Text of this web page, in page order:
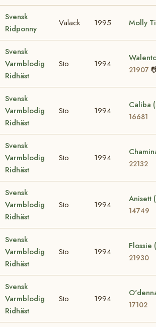
Svensk
Ridponny
Valack 1995 Molly
Svensk
Varmblodig
Ridhäst
Sto 1994
21907
Svensk
Varmblodig
Ridhäst
Sto 1994
Caliba
16681
Svensk
Varmblodig
Ridhäst
Sto 1994
22132
Svensk
Varmblodig
Ridhäst
Sto 1994
Anisett
14749
Svensk
Varmblodig
Ridhäst
Sto 1994
Flossie
21930
Svensk
Varmblodig
Ridhäst
Sto 1994
17102